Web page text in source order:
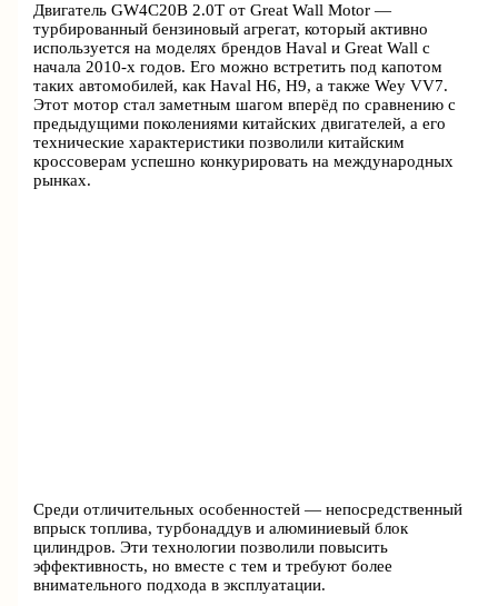
Двигатель GW4C20B 2.0T от Great Wall Motor —
турбированный бензиновый агрегат, который активно
используется на моделях брендов Haval и Great Wall с
начала 2010-х годов. Его можно встретить под капотом
таких автомобилей, как Haval H6, H9, а также Wey VV7.
Этот мотор стал заметным шагом вперёд по сравнению с
предыдущими поколениями китайских двигателей, а его
технические характеристики позволили китайским
кроссоверам успешно конкурировать на международных
рынках.
Среди отличительных особенностей — непосредственный
впрыск топлива, турбонаддув и алюминиевый блок
цилиндров. Эти технологии позволили повысить
эффективность, но вместе с тем и требуют более
внимательного подхода в эксплуатации.